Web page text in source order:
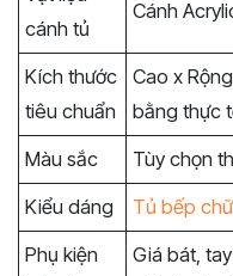
cánh tủ
Cánh
Kích thước
tiêu chuẩn
Cao x
bằng thực
Màu sắc
Tùy chọn
Kiểu dáng
Tủ bếp
Phụ kiện
Giá bát,